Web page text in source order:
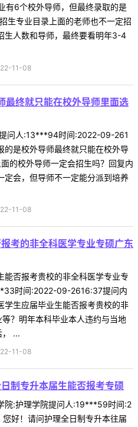
有6个校外导师，但最终录取的是
生专业目录上面的老师也不一定招
生人数和导师，最终要看明年3-4
11-08
最终就只能在校外导师里面选
问人:13***94时间:2022-09-261
是校外导师最终就只能在校外导
的校外导师一定会招生吗？回复内
定会，但导师不一定能分派到培养
11-08
考的非全科医学专业专硕广东
否报考贵校的非全科医学专业专
时间:2022-09-2616:37提问内
学生应届毕业生能否报考贵校的非
？明年本科毕业本人违约与当地
， ...
11-08
制专升本届生能否报考专硕
院:护理学院提问人:19***59时间:2
好！请问护理全日制专升本往届